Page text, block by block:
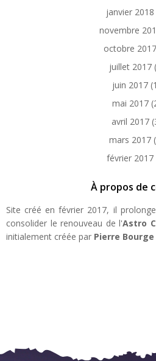
janvier 2018
novembre
octobre 2017
juillet 2017
juin 2017
mai 2017
avril 2017
mars 2017
février 2017
À propos de
Site créé en février 2017, il
consolider le renouveau de l'Astro
initialement créée par Pierre Bourge